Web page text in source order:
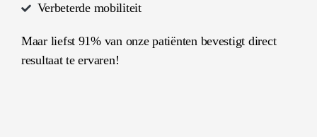
Verbeterde mobiliteit
Maar liefst 91% van onze patiënten bevestigt direct
resultaat te ervaren!